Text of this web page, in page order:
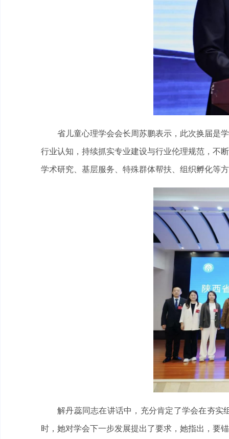
省儿童心理学会会长周苏鹏表示，此次换届是
行业认知，持续抓实专业建设与行业伦理规范，不
学术研究、基层服务、特殊群体帮扶、组织孵化等
解丹蕊同志在讲话中，充分肯定了学会在夯实
时，她对学会下一步发展提出了要求，她指出，要